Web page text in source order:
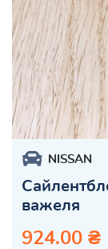
NISSAN
важеля
924.00 ₴